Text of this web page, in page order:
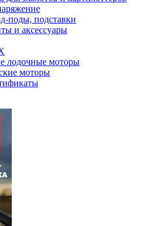
поды, подставки
и аксессуары
лодочные моторы
моторы